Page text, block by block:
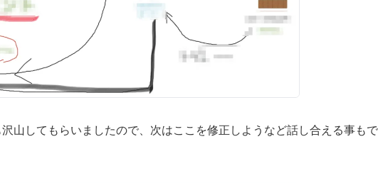
山してもらいましたので、次はここを修正しようなど話し合える事も